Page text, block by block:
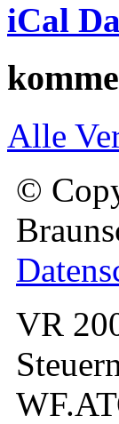
iCal
Alle
©
VR